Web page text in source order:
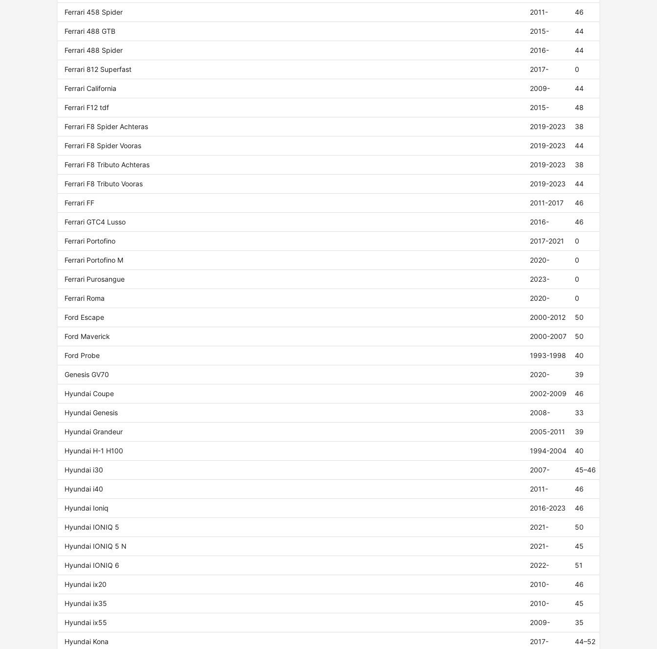
Ferrari 458 Spider 2011- 46
Ferrari 488 GTB 2015- 44
Ferrari 488 Spider 2016- 44
Ferrari 812 Superfast 2017- 0
Ferrari California 2009- 44
Ferrari F12 tdf 2015- 48
Ferrari F8 Spider Achteras 2019-2023 38
Ferrari F8 Spider Vooras 2019-2023 44
Ferrari F8 Tributo Achteras 2019-2023 38
Ferrari F8 Tributo Vooras 2019-2023 44
Ferrari FF 2011-2017 46
Ferrari GTC4 Lusso 2016- 46
Ferrari Portofino 2017-2021 0
Ferrari Portofino M 2020- 0
Ferrari Purosangue 2023- 0
Ferrari Roma 2020- 0
Ford Escape 2000-2012 50
Ford Maverick 2000-2007 50
Ford Probe 1993-1998 40
Genesis GV70 2020- 39
Hyundai Coupe 2002-2009 46
Hyundai Genesis 2008- 33
Hyundai Grandeur 2005-2011 39
Hyundai H-1 H100 1994-2004 40
Hyundai i30 2007- 45–46
Hyundai i40 2011- 46
Hyundai Ioniq 2016-2023 46
Hyundai IONIQ 5 2021- 50
Hyundai IONIQ 5 N 2021- 45
Hyundai IONIQ 6 2022- 51
Hyundai ix20 2010- 46
Hyundai ix35 2010- 45
Hyundai ix55 2009- 35
Hyundai Kona 2017- 44–52